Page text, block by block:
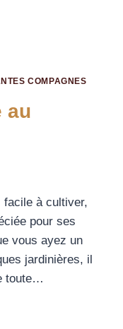
COMPAGNES
au
facile à cultiver,
pour ses
vous ayez un
jardinières, il
toute…